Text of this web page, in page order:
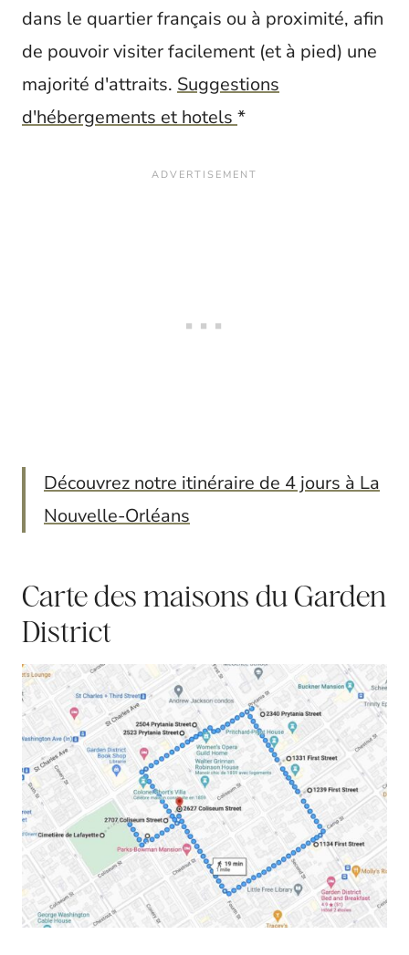
dans le quartier français ou à proximité, afin
de pouvoir visiter facilement (et à pied) une
majorité d'attraits. Suggestions
d'hébergements et hotels*
Découvrez notre itinéraire de 4 jours à La
Nouvelle-Orléans
Carte des maisons du Garden
District